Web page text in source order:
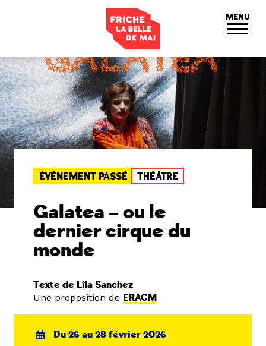
MENU
ÉVÉNEMENT PASSÉ THÉÂTRE
Galatea – ou le
dernier cirque du
monde
Texte de Lîla Sanchez
Une proposition de ERACM
Du 26 au 28 février 2026
Panneau de gestion des cookies